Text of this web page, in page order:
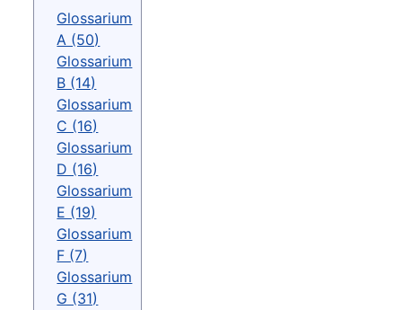
Glossarium
A (50)
Glossarium
B (14)
Glossarium
C (16)
Glossarium
D (16)
Glossarium
E (19)
Glossarium
F (7)
Glossarium
G (31)